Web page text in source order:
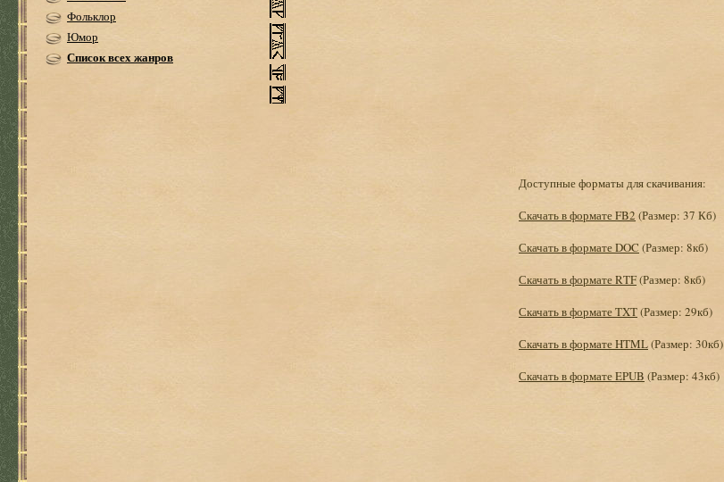
Фольклор
Юмор
Список всех жанров
Доступные форматы для скачивания:
Скачать в формате FB2 (Размер: 37 Кб)
Скачать в формате DOC (Размер: 8кб)
Скачать в формате RTF(Размер: 8кб)
Скачать в формате TXT(Размер: 29кб)
Скачать в формате HTML(Размер: 30кб)
Скачать в формате EPUB (Размер: 43кб)